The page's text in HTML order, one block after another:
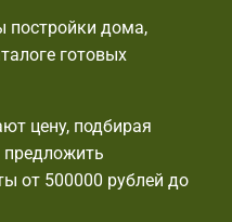
постройки дома,
готовых
цену, подбирая
от 500000 рублей до